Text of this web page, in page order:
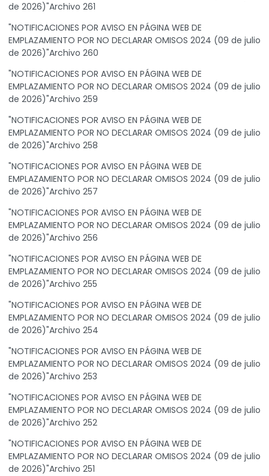
de 2026)"Archivo 261
"NOTIFICACIONES POR AVISO EN PÁGINA WEB DE
EMPLAZAMIENTO POR NO DECLARAR OMISOS 2024 (09 de julio
de 2026)"Archivo 260
"NOTIFICACIONES POR AVISO EN PÁGINA WEB DE
EMPLAZAMIENTO POR NO DECLARAR OMISOS 2024 (09 de julio
de 2026)"Archivo 259
"NOTIFICACIONES POR AVISO EN PÁGINA WEB DE
EMPLAZAMIENTO POR NO DECLARAR OMISOS 2024 (09 de julio
de 2026)"Archivo 258
"NOTIFICACIONES POR AVISO EN PÁGINA WEB DE
EMPLAZAMIENTO POR NO DECLARAR OMISOS 2024 (09 de julio
de 2026)"Archivo 257
"NOTIFICACIONES POR AVISO EN PÁGINA WEB DE
EMPLAZAMIENTO POR NO DECLARAR OMISOS 2024 (09 de julio
de 2026)"Archivo 256
"NOTIFICACIONES POR AVISO EN PÁGINA WEB DE
EMPLAZAMIENTO POR NO DECLARAR OMISOS 2024 (09 de julio
de 2026)"Archivo 255
"NOTIFICACIONES POR AVISO EN PÁGINA WEB DE
EMPLAZAMIENTO POR NO DECLARAR OMISOS 2024 (09 de julio
de 2026)"Archivo 254
"NOTIFICACIONES POR AVISO EN PÁGINA WEB DE
EMPLAZAMIENTO POR NO DECLARAR OMISOS 2024 (09 de julio
de 2026)"Archivo 253
"NOTIFICACIONES POR AVISO EN PÁGINA WEB DE
EMPLAZAMIENTO POR NO DECLARAR OMISOS 2024 (09 de julio
de 2026)"Archivo 252
"NOTIFICACIONES POR AVISO EN PÁGINA WEB DE
EMPLAZAMIENTO POR NO DECLARAR OMISOS 2024 (09 de julio
de 2026)"Archivo 251